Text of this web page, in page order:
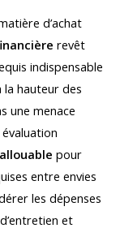
d’achat
revêt
indispensable
hauteur des
une menace
pour
entre envies
les dépenses
et